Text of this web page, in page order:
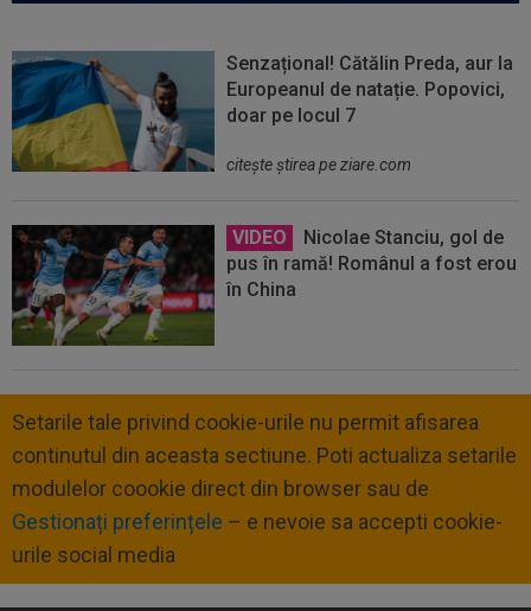
Senzațional! Cătălin Preda, aur la
Europeanul de natație. Popovici,
doar pe locul 7
citeşte ştirea pe ziare.com
VIDEO
Nicolae Stanciu, gol de
pus în ramă! Românul a fost erou
în China
Setarile tale privind cookie-urile nu permit afisarea
continutul din aceasta sectiune. Poti actualiza setarile
modulelor coookie direct din browser sau de
Gestionați preferințele – e nevoie sa accepti cookie-
urile social media